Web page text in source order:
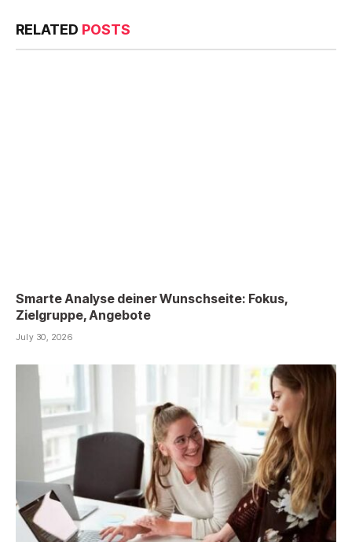
RELATED POSTS
Smarte Analyse deiner Wunschseite: Fokus,
Zielgruppe, Angebote
July 30, 2026